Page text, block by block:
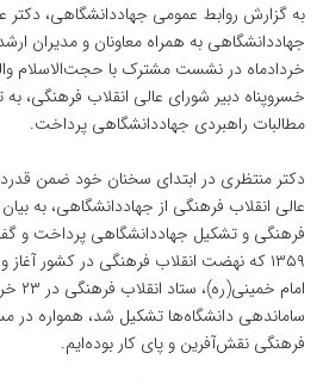
به گزارش روابط عمومی جهاددانشگاهی،
خردادماه در نشست مشترک با حجت‌الاسلام
خسروپناه دبیر شورای عالی انقلاب فرهنگی،
مطالبات راهبردی جهاددانشگاهی پرداخت.
دکتر منتظری در ابتدای سخنان خود ضمن
عالی انقلاب فرهنگی از جهاددانشگاهی، به
فرهنگی و تشکیل جهاددانشگاهی پرداخت و
۱۳۵۹ که نهضت انقلاب فرهنگی در کشور
ساماندهی دانشگاه‌ها تشکیل شد، همواره در
فرهنگی نقش‌آفرین و پای کار بوده‌ایم.